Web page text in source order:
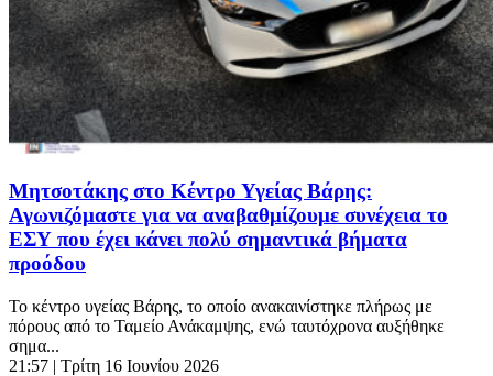
Μητσοτάκης στο Κέντρο Υγείας Βάρης:
Αγωνιζόμαστε για να αναβαθμίζουμε συνέχεια το
ΕΣΥ που έχει κάνει πολύ σημαντικά βήματα
προόδου
Το κέντρο υγείας Βάρης, το οποίο ανακαινίστηκε πλήρως με
πόρους από το Ταμείο Ανάκαμψης, ενώ ταυτόχρονα αυξήθηκε
σημα...
21:57 | Τρίτη 16 Ιουνίου 2026